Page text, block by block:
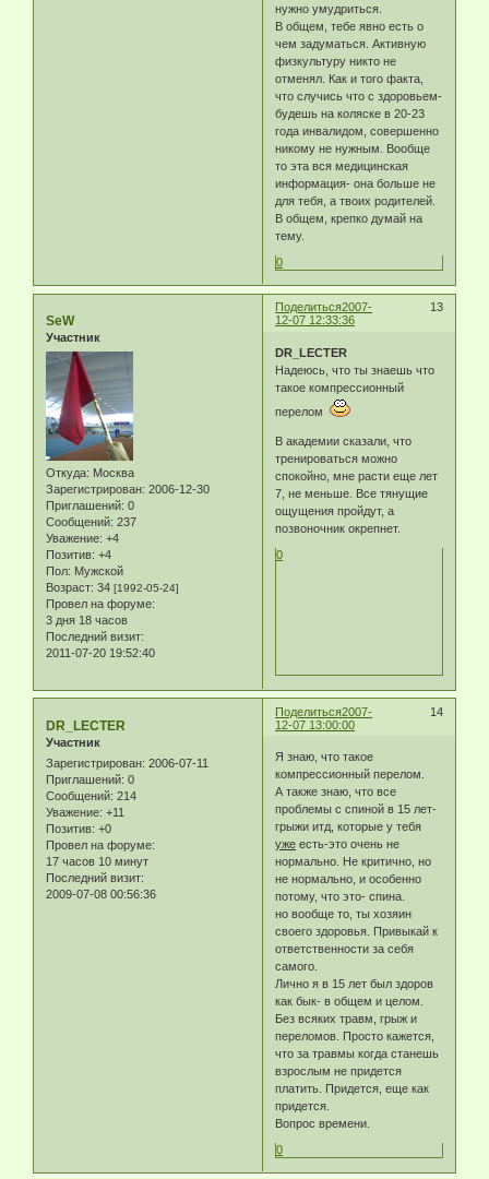
нужно умудриться.
В общем, тебе явно есть о
чем задуматься. Активную
физкультуру никто не
отменял. Как и того факта,
что случись что с здоровьем-
будешь на коляске в 20-23
года инвалидом, совершенно
никому не нужным. Вообще
то эта вся медицинская
информация- она больше не
для тебя, а твоих родителей.
В общем, крепко думай на
тему.
0
Поделиться 13
2007-
12-07 12:33:36
SeW
Участник
Откуда: Москва
Зарегистрирован: 2006-12-30
Приглашений: 0
Сообщений: 237
Уважение: +4
Позитив: +4
Пол: Мужской
Возраст: 34 [1992-05-24]
Провел на форуме:
3 дня 18 часов
Последний визит:
2011-07-20 19:52:40
DR_LECTER
Надеюсь, что ты знаешь что
такое компрессионный
перелом
В академии сказали, что
тренироваться можно
спокойно, мне расти еще лет
7, не меньше. Все тянущие
ощущения пройдут, а
позвоночник окрепнет.
0
Поделиться 14
2007-
12-07 13:00:00
DR_LECTER
Участник
Зарегистрирован: 2006-07-11
Приглашений: 0
Сообщений: 214
Уважение: +11
Позитив: +0
Провел на форуме:
17 часов 10 минут
Последний визит:
2009-07-08 00:56:36
Я знаю, что такое
компрессионный перелом.
А также знаю, что все
проблемы с спиной в 15 лет-
грыжи итд, которые у тебя
уже есть-это очень не
нормально. Не критично, но
не нормально, и особенно
потому, что это- спина.
но вообще то, ты хозяин
своего здоровья. Привыкай к
ответственности за себя
самого.
Лично я в 15 лет был здоров
как бык- в общем и целом.
Без всяких травм, грыж и
переломов. Просто кажется,
что за травмы когда станешь
взрослым не придется
платить. Придется, еще как
придется.
Вопрос времени.
0